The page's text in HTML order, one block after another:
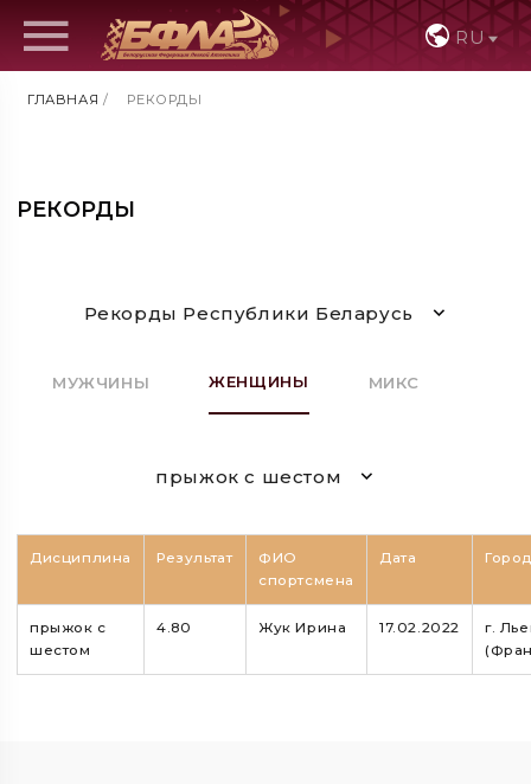
RU
ГЛАВНАЯ / РЕКОРДЫ
РЕКОРДЫ
Рекорды Республики Беларусь
МУЖЧИНЫ ЖЕНЩИНЫ МИКС
прыжок с шестом
Дисциплина Результат
ФИО
спортсмена
Дата
прыжок с
шестом
4.80 Жук Ирина 17.02.2022
г.